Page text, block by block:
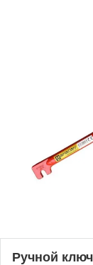
Ручной